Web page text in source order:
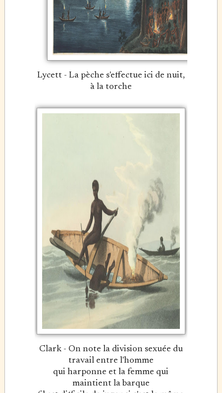
Lycett - La pèche s'effectue ici de nuit,
à la torche
Clark - On note la division sexuée du
travail entre l'homme
qui harponne et la femme qui
maintient la barque